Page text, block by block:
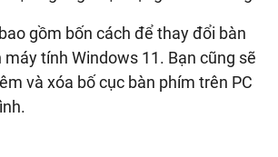
gồm bốn cách để thay đổi bàn
tính Windows 11. Bạn cũng sẽ
và xóa bố cục bàn phím trên PC